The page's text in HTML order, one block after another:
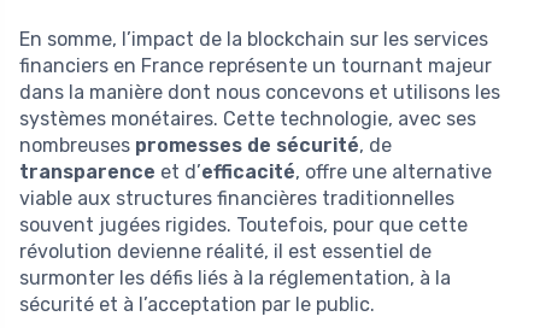
En somme, l’impact de la blockchain sur les services
financiers en France représente un tournant majeur
dans la manière dont nous concevons et utilisons les
systèmes monétaires. Cette technologie, avec ses
nombreuses promesses de sécurité, de
transparence et d’efficacité, offre une alternative
viable aux structures financières traditionnelles
souvent jugées rigides. Toutefois, pour que cette
révolution devienne réalité, il est essentiel de
surmonter les défis liés à la réglementation, à la
sécurité et à l’acceptation par le public.